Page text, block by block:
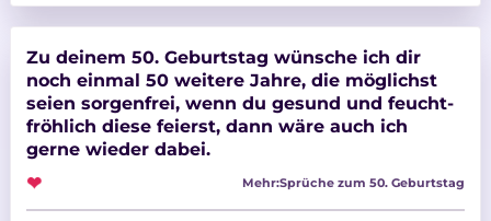
Zu deinem 50. Geburtstag wünsche ich dir
noch einmal 50 weitere Jahre, die möglichst
seien sorgenfrei, wenn du gesund und feucht-
fröhlich diese feierst, dann wäre auch ich
gerne wieder dabei.
❤
Mehr:Sprüche zum 50. Geburtstag